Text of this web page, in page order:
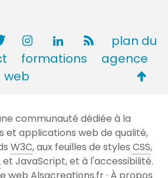
plan du
formations
agence
web
de
page
communauté dédiée à la
et applications web de qualité,
W3C, aux feuilles de styles CSS,
et JavaScript, et à l'accessibilité.